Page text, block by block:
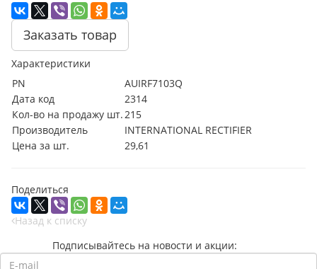
Заказать товар
Характеристики
PN
AUIRF7103Q
Дата код
2314
Кол-во на продажу шт.215
Производитель
INTERNATIONAL RECTIFIER
Цена за шт.
29,61
Поделиться
Назад к списку
Подписывайтесь на новости и акции: